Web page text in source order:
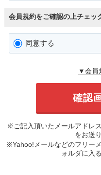
会員規約をご確認の上チェッ
同意する
▼会員
※ご記入頂いたメールアドレ
をお送
※Yahoo!メールなどのフリー
ォルダに入